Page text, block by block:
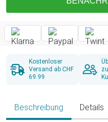
Kostenloser
Versand ab CHF
69.99
Beschreibung Details